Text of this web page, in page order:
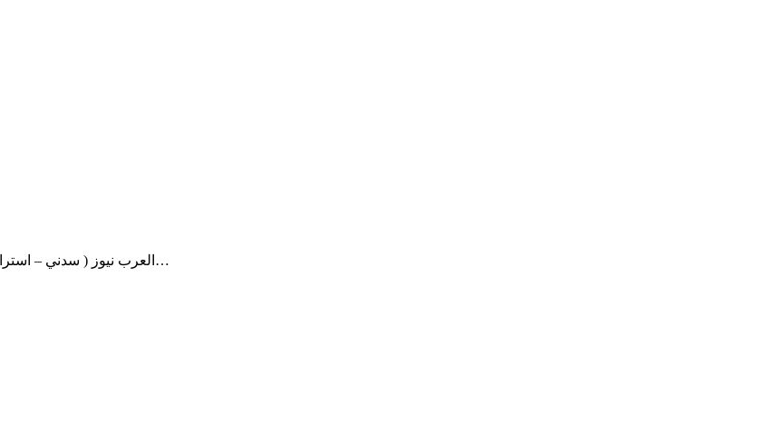
العرب نيوز ( سدني – استراليا ) برعاية المؤسسة الاجتماعية لحوار الحضارات والمنتدى الثقافي الاسترالي…